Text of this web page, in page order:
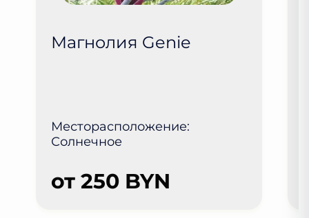
Магнолия Genie
Месторасположение:
Солнечное
от 250 BYN